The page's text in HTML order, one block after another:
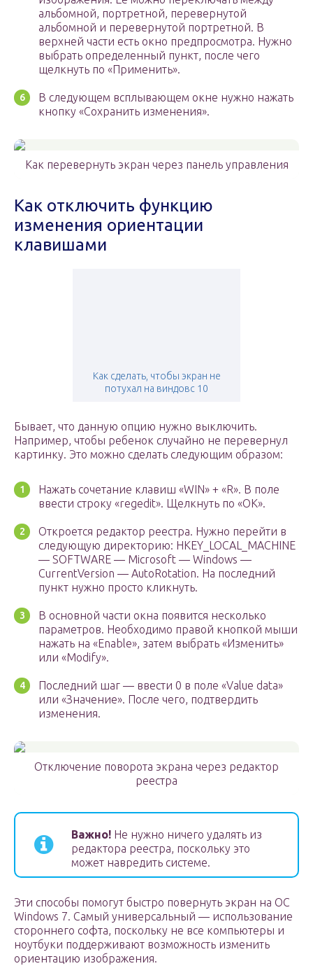
альбомной, портретной, перевернутой
альбомной и перевернутой портретной. В
верхней части есть окно предпросмотра. Нужно
выбрать определенный пункт, после чего
щелкнуть по «Применить».
В следующем всплывающем окне нужно нажать
кнопку «Сохранить изменения».
Как перевернуть экран через панель управления
Как отключить функцию
изменения ориентации
клавишами
Как сделать, чтобы экран не
потухал на виндовс 10
Бывает, что данную опцию нужно выключить.
Например, чтобы ребенок случайно не перевернул
картинку. Это можно сделать следующим образом:
Нажать сочетание клавиш «WIN» + «R». В поле
ввести строку «regedit». Щелкнуть по «ОК».
Откроется редактор реестра. Нужно перейти в
следующую директорию: HKEY_LOCAL_MACHINE
— SOFTWARE — Microsoft — Windows —
CurrentVersion — AutoRotation. На последний
пункт нужно просто кликнуть.
В основной части окна появится несколько
параметров. Необходимо правой кнопкой мыши
нажать на «Enable», затем выбрать «Изменить»
или «Modify».
Последний шаг — ввести 0 в поле «Value data»
или «Значение». После чего, подтвердить
изменения.
Отключение поворота экрана через редактор
реестра
Важно! Не нужно ничего удалять из
редактора реестра, поскольку это
может навредить системе.
Эти способы помогут быстро повернуть экран на ОС
Windows 7. Самый универсальный — использование
стороннего софта, поскольку не все компьютеры и
ноутбуки поддерживают возможность изменить
ориентацию изображения.